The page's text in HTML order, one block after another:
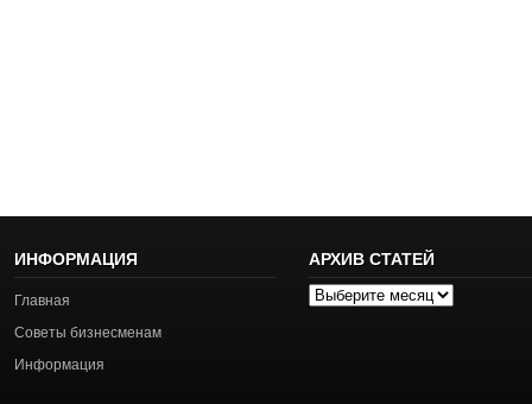
ИНФОРМАЦИЯ
Главная
Советы бизнесменам
Информация
АРХИВ СТАТЕЙ
Архив